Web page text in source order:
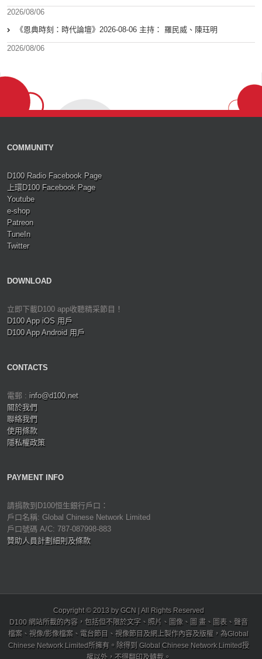
2026/08/06
《恩典時刻：時代論壇》2026-08-06 主持： 羅民威、陳珏明
2026/08/06
COMMUNITY
D100 Radio Facebook Page
上環D100 Facebook Page
Youtube
e-shop
Patreon
TuneIn
Twitter
DOWNLOAD
立即下載D100 app收聽精采節目！
D100 App iOS 用戶
D100 App Android 用戶
CONTACTS
電郵 : info@d100.net
關於我們
聯絡我們
使用條款
隱私權政策
PAYMENT INFO
請捐款到D100恒生銀行戶口：
戶口名稱: Global Chinese Network Limited
戶口號碼 A/C: 787-087998-883
贊助人員計劃細則及條款
Copyright © 2013 by GCN | All Rights Reserved
D100 網站所載的內容，包括但不限於文字、照片、圖像、圖 畫、圖表、聲音
檔案、視像/影像檔案、電台節目、視像節目及網上製作內容及版權，為Global
Chinese Network Limited所擁有。除得到 Global Chinese Network Limited授
權以外，不得翻印及轉載。